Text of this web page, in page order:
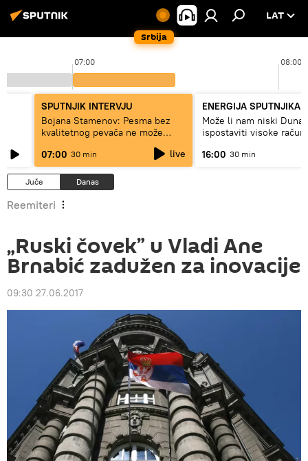
Srbija
LAT
07:00 08:00
SPUTNJIK INTERVJU
Bojana Stamenov: Pesma bez
kvalitetnog pevača ne može
07:00 30 min live
ENERGIJA SPUTNJIKA
Može li nam niski Dunav
ispostaviti visoke
16:00 30 min
Juče Danas
Reemiteri
„Ruski čovek” u Vladi Ane
Brnabić zadužen za inovacije
09:30 27.06.2017